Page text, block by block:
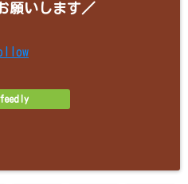
願いします／
feedly